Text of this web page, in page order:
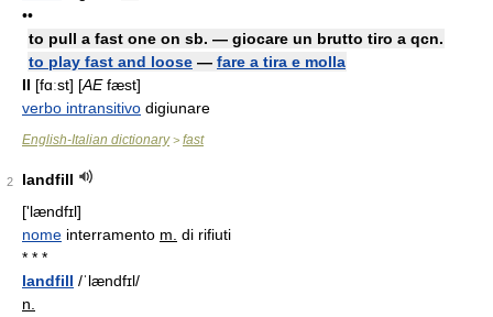
••
to pull a fast one on sb. — giocare un brutto tiro a qcn.
to play fast and loose — fare a tira e molla
II [fɑːst] [AEfæst]
verbo intransitivo digiunare
English-Italian dictionary> fast
2
landfill
['lændfɪl]
nome interramento m. di rifiuti
* * *
landfill /ˈlændfɪl/
n.